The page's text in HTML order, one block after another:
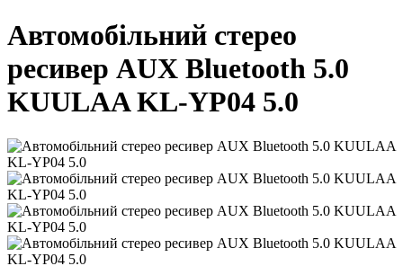
Автомобільний стерео
ресивер AUX Bluetooth 5.0
KUULAA KL-YP04 5.0